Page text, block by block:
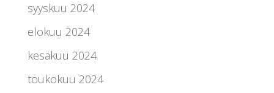
syyskuu 2024
elokuu 2024
kesäkuu 2024
toukokuu 2024